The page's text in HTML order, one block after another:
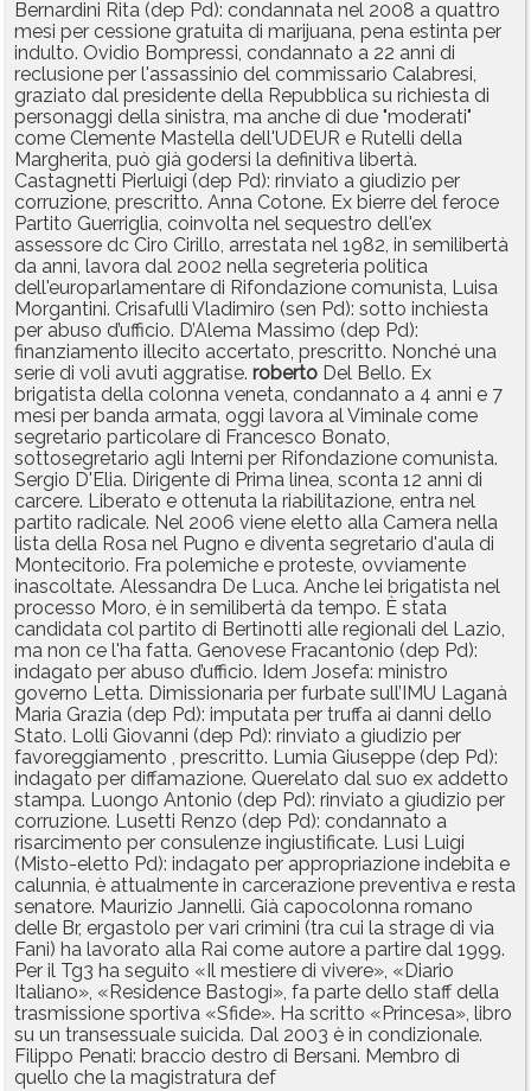
Bernardini Rita (dep Pd): condannata nel 2008 a quattro
mesi per cessione gratuita di marijuana, pena estinta per
indulto. Ovidio Bompressi, condannato a 22 anni di
reclusione per l'assassinio del commissario Calabresi,
graziato dal presidente della Repubblica su richiesta di
personaggi della sinistra, ma anche di due "moderati"
come Clemente Mastella dell'UDEUR e Rutelli della
Margherita, può già godersi la definitiva libertà.
Castagnetti Pierluigi (dep Pd): rinviato a giudizio per
corruzione, prescritto. Anna Cotone. Ex bierre del feroce
Partito Guerriglia, coinvolta nel sequestro dell'ex
assessore dc Ciro Cirillo, arrestata nel 1982, in semilibertà
da anni, lavora dal 2002 nella segreteria politica
dell'europarlamentare di Rifondazione comunista, Luisa
Morgantini. Crisafulli Vladimiro (sen Pd): sotto inchiesta
per abuso d’ufficio. D’Alema Massimo (dep Pd):
finanziamento illecito accertato, prescritto. Nonché una
serie di voli avuti aggratise. roberto Del Bello. Ex
brigatista della colonna veneta, condannato a 4 anni e 7
mesi per banda armata, oggi lavora al Viminale come
segretario particolare di Francesco Bonato,
sottosegretario agli Interni per Rifondazione comunista.
Sergio D'Elia. Dirigente di Prima linea, sconta 12 anni di
carcere. Liberato e ottenuta la riabilitazione, entra nel
partito radicale. Nel 2006 viene eletto alla Camera nella
lista della Rosa nel Pugno e diventa segretario d'aula di
Montecitorio. Fra polemiche e proteste, ovviamente
inascoltate. Alessandra De Luca. Anche lei brigatista nel
processo Moro, è in semilibertà da tempo. È stata
candidata col partito di Bertinotti alle regionali del Lazio,
ma non ce l'ha fatta. Genovese Fracantonio (dep Pd):
indagato per abuso d’ufficio. Idem Josefa: ministro
governo Letta. Dimissionaria per furbate sull’IMU Laganà
Maria Grazia (dep Pd): imputata per truffa ai danni dello
Stato. Lolli Giovanni (dep Pd): rinviato a giudizio per
favoreggiamento , prescritto. Lumia Giuseppe (dep Pd):
indagato per diffamazione. Querelato dal suo ex addetto
stampa. Luongo Antonio (dep Pd): rinviato a giudizio per
corruzione. Lusetti Renzo (dep Pd): condannato a
risarcimento per consulenze ingiustificate. Lusi Luigi
(Misto-eletto Pd): indagato per appropriazione indebita e
calunnia, è attualmente in carcerazione preventiva e resta
senatore. Maurizio Jannelli. Già capocolonna romano
delle Br, ergastolo per vari crimini (tra cui la strage di via
Fani) ha lavorato alla Rai come autore a partire dal 1999.
Per il Tg3 ha seguito «Il mestiere di vivere», «Diario
Italiano», «Residence Bastogi», fa parte dello staff della
trasmissione sportiva «Sfide». Ha scritto «Princesa», libro
su un transessuale suicida. Dal 2003 è in condizionale.
Filippo Penati: braccio destro di Bersani. Membro di
quello che la magistratura def